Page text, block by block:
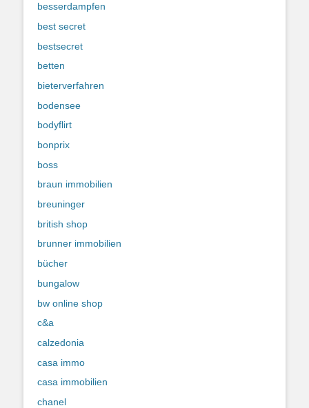
besserdampfen
best secret
bestsecret
betten
bieterverfahren
bodensee
bodyflirt
bonprix
boss
braun immobilien
breuninger
british shop
brunner immobilien
bücher
bungalow
bw online shop
c&a
calzedonia
casa immo
casa immobilien
chanel